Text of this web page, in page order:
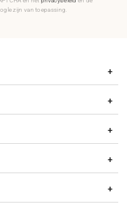
zijn van toepassing.